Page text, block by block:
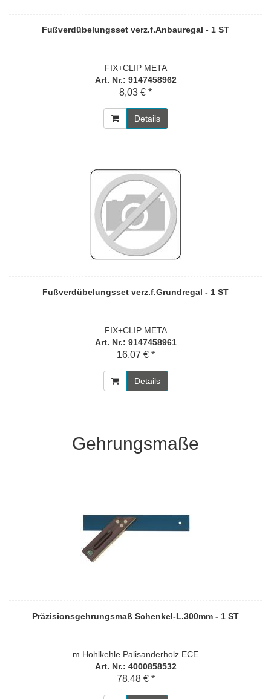
Fußverdübelungsset verz.f.Anbauregal - 1 ST
FIX+CLIP META
Art. Nr.: 9147458962
8,03 € *
Details
Fußverdübelungsset verz.f.Grundregal - 1 ST
FIX+CLIP META
Art. Nr.: 9147458961
16,07 € *
Details
Gehrungsmaße
Präzisionsgehrungsmaß Schenkel-L.300mm - 1 ST
m.Hohlkehle Palisanderholz ECE
Art. Nr.: 4000858532
78,48 € *